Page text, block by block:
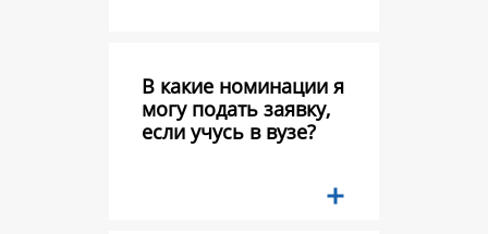
В какие номинации я
могу подать заявку,
если учусь в вузе?